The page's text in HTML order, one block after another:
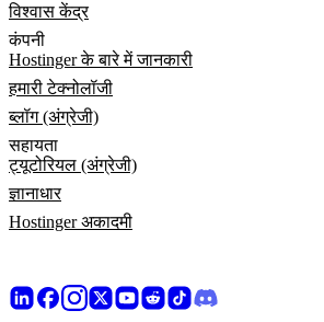
विश्वास केंद्र
कंपनी
Hostinger के बारे में जानकारी
हमारी टेक्नोलॉजी
ब्लॉग (अंग्रेजी)
सहायता
ट्यूटोरियल (अंग्रेजी)
ज्ञानाधार
Hostinger अकादमी